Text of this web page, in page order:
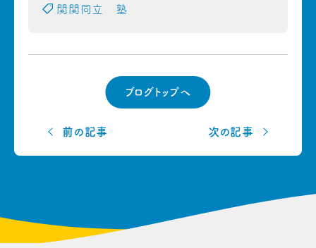
関関同立 塾
前の記事
ブログトップへ
次の記事